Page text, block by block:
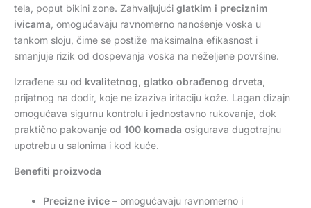
tela, poput bikini zone. Zahvaljujući glatkim i preciznim
ivicama, omogućavaju ravnomerno nanošenje voska u
tankom sloju, čime se postiže maksimalna efikasnost i
smanjuje rizik od dospevanja voska na neželjene površine.
Izrađene su od kvalitetnog, glatko obrađenog drveta,
prijatnog na dodir, koje ne izaziva iritaciju kože. Lagan dizajn
omogućava sigurnu kontrolu i jednostavno rukovanje, dok
praktično pakovanje od 100 komada osigurava dugotrajnu
upotrebu u salonima i kod kuće.
Benefiti proizvoda
Precizne ivice – omogućavaju ravnomerno i